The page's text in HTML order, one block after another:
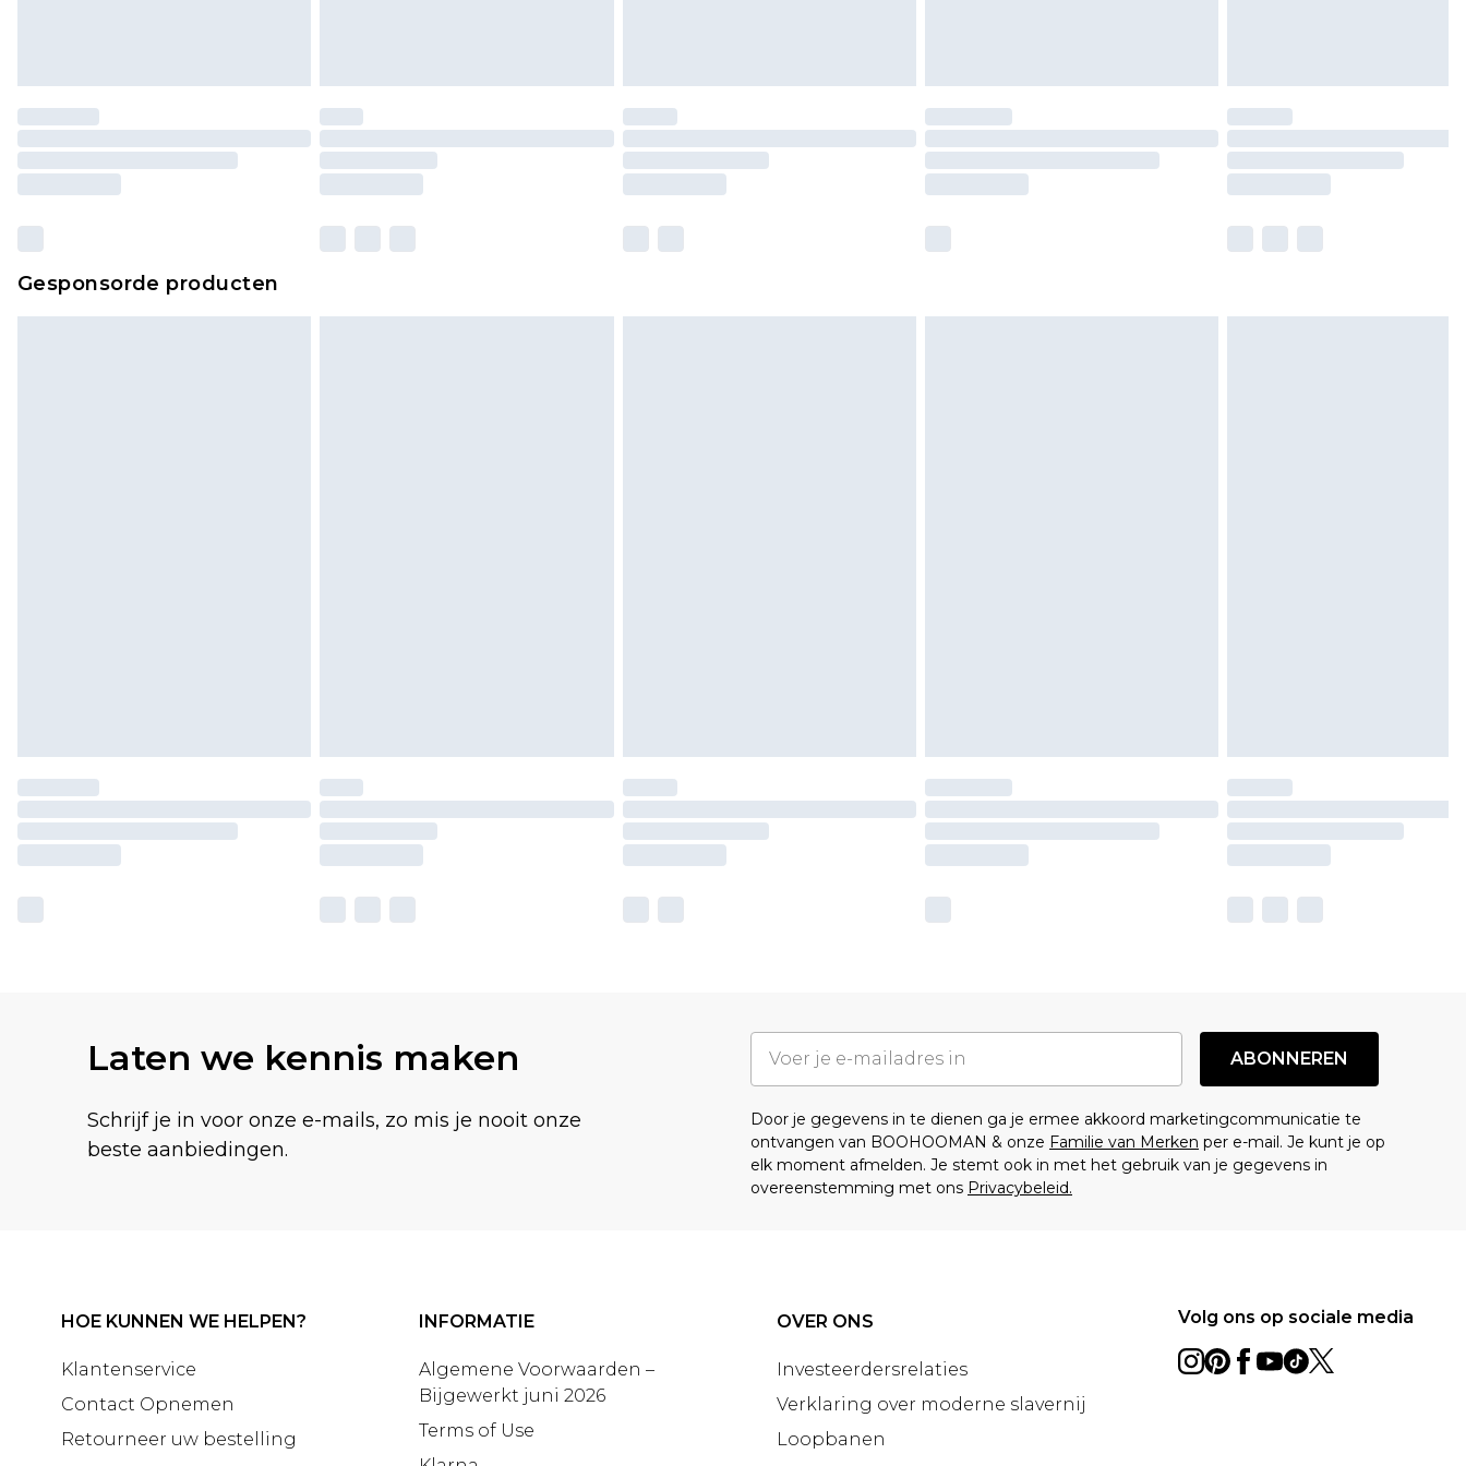
Gesponsorde producten
Laten we kennis maken
Schrijf je in voor onze e-mails, zo mis je nooit onze
beste aanbiedingen.
ABONNEREN
Door je gegevens in te dienen ga je ermee akkoord marketingcommunicatie te
ontvangen van BOOHOOMAN & onze Familie van Merken per e-mail. Je kunt je op
elk moment afmelden. Je stemt ook in met het gebruik van je gegevens in
overeenstemming met ons Privacybeleid.
HOE KUNNEN WE HELPEN?
Klantenservice
Contact Opnemen
Retourneer uw bestelling
INFORMATIE
Algemene Voorwaarden –
Bijgewerkt juni 2026
Terms of Use
OVER ONS
Investeerdersrelaties
Verklaring over moderne slavernij
Loopbanen
Volg ons op sociale media